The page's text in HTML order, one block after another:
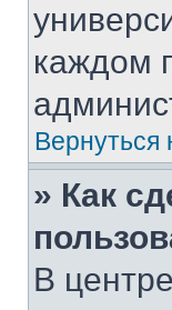
каждом
Вернуться
» Как
В